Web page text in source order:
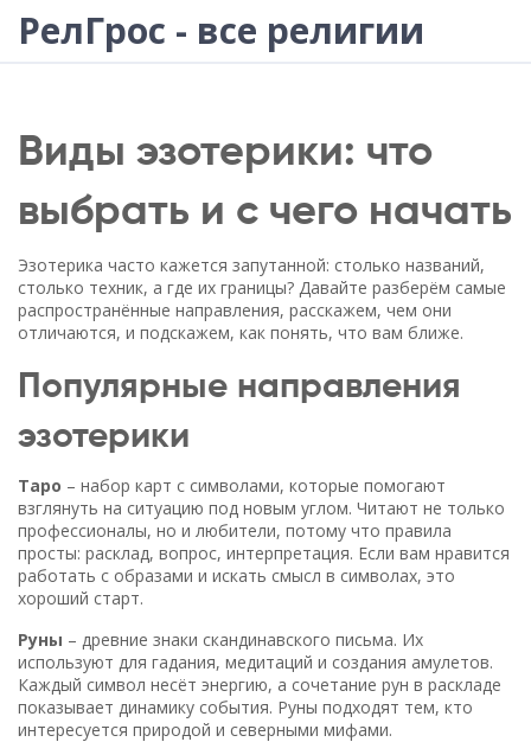
РелГрос - все религии
Виды эзотерики: что
выбрать и с чего начать
Эзотерика часто кажется запутанной: столько названий,
столько техник, а где их границы? Давайте разберём самые
распространённые направления, расскажем, чем они
отличаются, и подскажем, как понять, что вам ближе.
Популярные направления
эзотерики
Таро – набор карт с символами, которые помогают
взглянуть на ситуацию под новым углом. Читают не только
профессионалы, но и любители, потому что правила
просты: расклад, вопрос, интерпретация. Если вам нравится
работать с образами и искать смысл в символах, это
хороший старт.
Руны – древние знаки скандинавского письма. Их
используют для гадания, медитаций и создания амулетов.
Каждый символ несёт энергию, а сочетание рун в раскладе
показывает динамику события. Руны подходят тем, кто
интересуется природой и северными мифами.